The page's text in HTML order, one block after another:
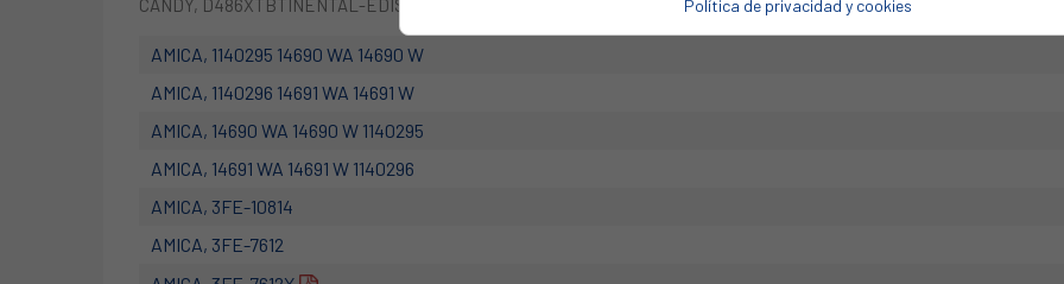
CANDY, D486XTBTINENTAL-EDISON, CELLS 107 DDLEDTINENTAL-EDISON, CELLS 107 DDLED
AMICA, 1140295 14690 WA 14690 W
AMICA, 1140296 14691 WA 14691 W
AMICA, 14690 WA 14690 W 1140295
AMICA, 14691 WA 14691 W 1140296
AMICA, 3FE-10814
AMICA, 3FE-7612
Política de privacidad y cookies